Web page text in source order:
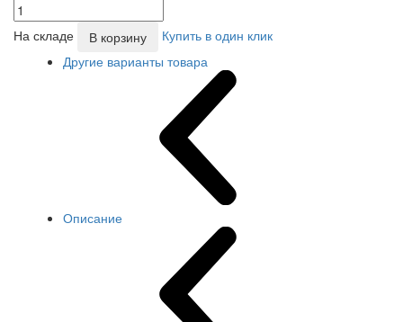
На складе В корзину
Купить в один клик
Другие варианты товара
Описание